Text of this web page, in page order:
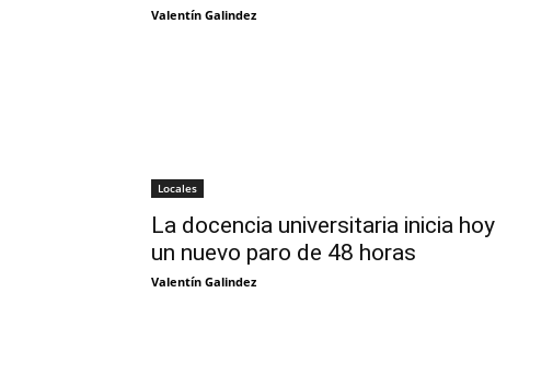
Valentín Galindez
Locales
La docencia universitaria inicia hoy
un nuevo paro de 48 horas
Valentín Galindez